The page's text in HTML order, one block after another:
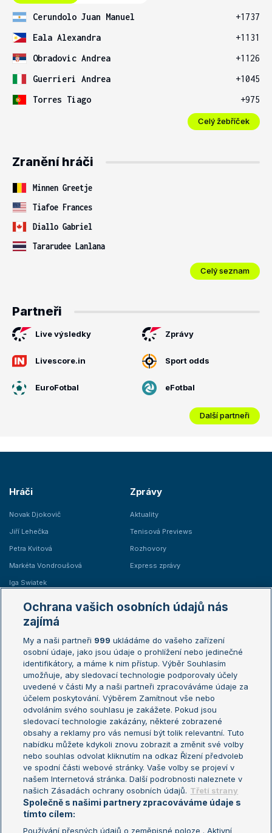
Cerundolo Juan Manuel
+1737
Eala Alexandra
+1131
Obradovic Andrea
+1126
Guerrieri Andrea
+1045
Torres Tiago
+975
Celý žebříček
Zranění hráči
Minnen Greetje
Tiafoe Frances
Diallo Gabriel
Tararudee Lanlana
Celý seznam
Partneři
Live výsledky Zprávy
Livescore.in Sport odds
EuroFotbal eFotbal
Další partneři
Hráči
Novak Djokovič
Jiří Lehečka
Petra Kvitová
Markéta Vondroušová
Iga Swiatek
Zprávy
Aktuality
Tenisová Previews
Rozhovory
Express zprávy
Žebříčky
Žebříček ATP (muži)
Žebříček WTA (ženy)
Sázkařský žebříček
Australian Open
French Open
Wimbledon
US Open
Turnaj mistrů
Turnaj mistryň
Aktualní trendy
Fotbalové přestupy
Livesport Daily
LS Prague Open
Ochrana vašich osobních údajů nás
zajímá
My a naši partneři 999 ukládáme do vašeho zařízení
osobní údaje, jako jsou údaje o prohlížení nebo jedinečné
identifikátory, a máme k nim přístup. Výběr Souhlasím
umožňuje, aby sledovací technologie podporovaly účely
uvedené v části My a naši partneři zpracováváme údaje za
účelem poskytování. Výběrem Zamítnout vše nebo
odvoláním svého souhlasu je zakážete. Pokud jsou
sledovací technologie zakázány, některé zobrazené
obsahy a reklamy pro vás nemusí být tolik relevantní. Tuto
nabídku můžete kdykoli znovu zobrazit a změnit své volby
nebo souhlas odvolat kliknutím na odkaz Řízení předvoleb
ve spodní části webové stránky. Vaše volby se projeví v
našem Internetová stránka. Další podrobnosti naleznete v
našich Zásadách ochrany osobních údajů. Třetí strany
Společně s našimi partnery zpracováváme údaje s
tímto cílem:
Používání přesných údajů o zeměpisné poloze . Aktivní